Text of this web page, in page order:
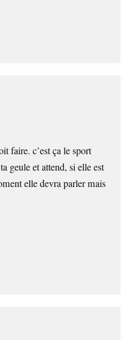
faire. c’est ça le sport
geule et attend, si elle est
elle devra parler mais